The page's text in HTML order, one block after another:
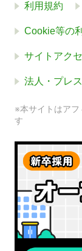
利用規約
Cookie等の
サイトアク
法人・プレ
※本サイトはアフ
す